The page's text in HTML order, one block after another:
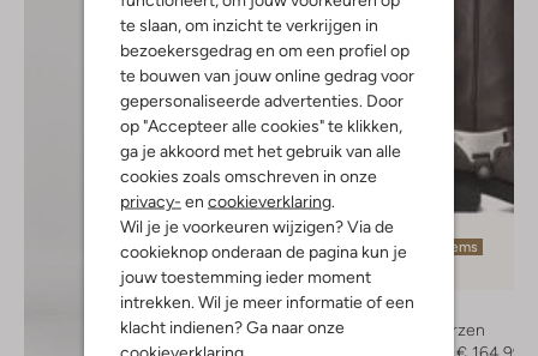
te slaan, om inzicht te verkrijgen in
bezoekersgedrag en om een profiel op
te bouwen van jouw online gedrag voor
gepersonaliseerde advertenties. Door
op "Accepteer alle cookies" te klikken,
ga je akkoord met het gebruik van alle
cookies zoals omschreven in onze
privacy- en cookieverklaring.
Wil je je voorkeuren wijzigen? Via de
cookieknop onderaan de pagina kun je
jouw toestemming ieder moment
intrekken. Wil je meer informatie of een
klacht indienen? Ga naar onze
cookieverklaring.
Ontdek de look
Laatste items
Nubikk
Hoge laarzen
€ 164,99